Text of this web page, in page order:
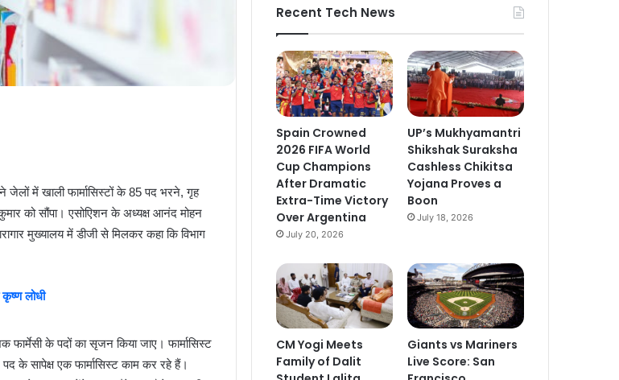
में खाली फार्मासिस्टों के 85 पद भरने, गृह
को सौंपा। एसोएिशन के अध्यक्ष आनंद मोहन
मुख्यालय में डीजी से मिलकर कहा कि विभाग
लोधी
फार्मेसी के पदों का सृजन किया जाए। फार्मासिस्ट
के सापेक्ष एक फार्मासिस्ट काम कर रहे हैं।
Recent Tech News
Spain Crowned
2026 FIFA World
Cup Champions
After Dramatic
Extra-Time Victory
Over Argentina
July 20, 2026
UP’s Mukhyamantri
Shikshak Suraksha
Cashless Chikitsa
Yojana Proves a
Boon
July 18, 2026
CM Yogi Meets
Family of Dalit
Giants vs Mariners
Live Score: San